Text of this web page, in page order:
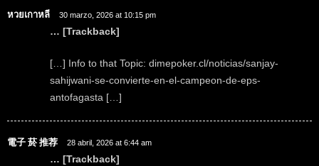
หวยเกาหลี 30 marzo, 2026 at 10:15 pm
… [Trackback]
[…] Info to that Topic: dimepoker.cl/noticias/sanjay-
sahijwani-se-convierte-en-el-campeon-de-eps-
antofagasta […]
電子 菸 推荐 28 abril, 2026 at 6:44 am
… [Trackback]